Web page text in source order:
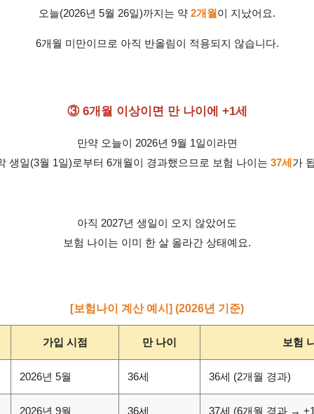
오늘(2026년 5월 26일)까지는 약 2개월이 지났어요.
6개월 미만이므로 아직 반올림이 적용되지 않습니다.
③ 6개월 이상이면 만 나이에 +1세
만약 오늘이 2026년 9월 1일이라면
생일(3월 1일)로부터 6개월이 경과했으므로 보험 나이는 37세가
아직 2027년 생일이 오지 않았어도
보험 나이는 이미 한 살 올라간 상태예요.
[보험나이 계산 예시] (2026년 기준)
가입 시점 만 나이 보험
2026년 5월 36세 36세 (2개월 경과)
2026년 9월 36세 37세 (6개월 경과 →